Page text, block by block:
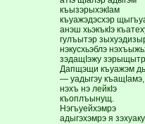
къызэрыхэкIам
къуажэдэсхэр
анэш хьэкъкIэ
гулъытэр
нэкусхьэблэ
зэдащIэжу
Дапщэщи къуажэм
— уадыгэу къащIамэ,
нэхъ нэ лейкIэ
къоплъынущ.
Нэгъуейхэмрэ
адыгэхэмрэ я зэхуаку